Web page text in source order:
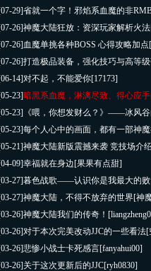
29]省就一个字！邪焰系血魔的非
26]神魔大陆狂放：资深玩家解析火法
26]血魔单挑各种BOSS 心得攻略加点
26]打造极品装备，强化技巧与高等
14]对不起，不能爱你[17173]
23]暗黑系血魔，淋漓尽致、得心应
23] 《喂，你想发财么？》——冰风
23]每个人心中的画面，都有一部神
21]神魔大陆新版震撼来袭 竞技场介
09]幸福就在身边[果果有点甜]
27]暮色战歌——认识你是我最大的
27]神魔大陆，不得不放弃的世界[神
26]神魔大陆我们的传奇！
26]对于本次完美改动JJC的一些看法[
26]悲惨小战士卡死感言[fanyahui00]
26]关于这次更新后的JJC[ryh0830]